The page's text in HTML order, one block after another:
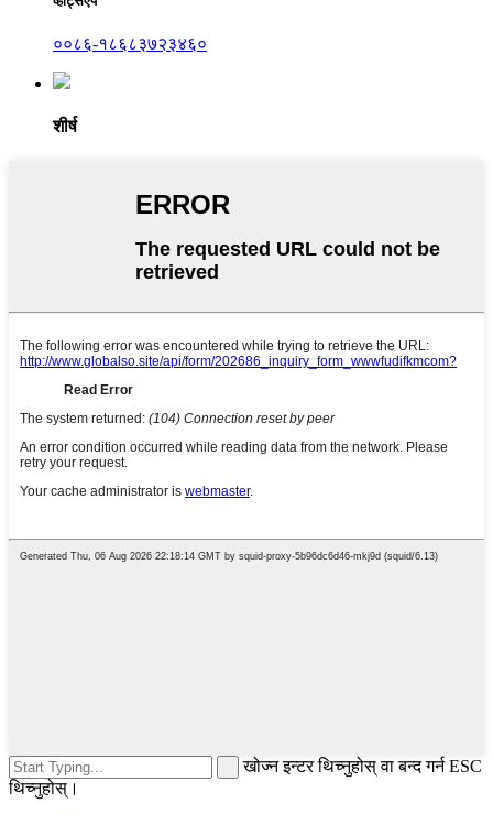
००८६-१८६८३७२३४६०
शीर्ष
खोज्न इन्टर थिच्नुहोस् वा बन्द गर्न ESC
थिच्नुहोस्।